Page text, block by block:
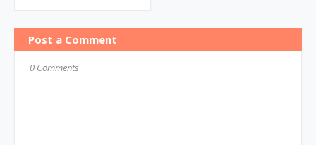
Post a Comment
0 Comments